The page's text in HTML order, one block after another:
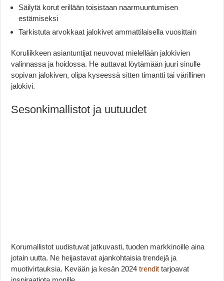
Säilytä korut erillään toisistaan naarmuuntumisen
estämiseksi
Tarkistuta arvokkaat jalokivet ammattilaisella vuosittain
Koruliikkeen asiantuntijat neuvovat mielellään jalokivien
valinnassa ja hoidossa. He auttavat löytämään juuri sinulle
sopivan jalokiven, olipa kyseessä sitten timantti tai värillinen
jalokivi.
Sesonkimallistot ja uutuudet
Korumallistot uudistuvat jatkuvasti, tuoden markkinoille aina
jotain uutta. Ne heijastavat ajankohtaisia trendejä ja
muotivirtauksia. Kevään ja kesän 2024trendit tarjoavat